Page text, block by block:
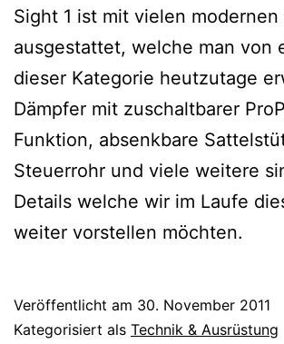
Sight 1 ist mit vielen modernen
ausgestattet, welche man von
dieser Kategorie heutzutage
Dämpfer mit zuschaltbarer
Funktion, absenkbare
Steuerrohr und viele weitere
Details welche wir im Laufe
weiter vorstellen möchten.
Veröffentlicht am 30. November 2011
Kategorisiert als Technik & Ausrüstung